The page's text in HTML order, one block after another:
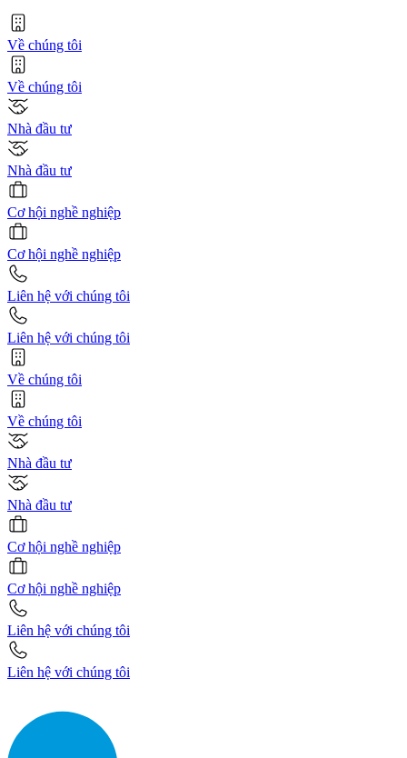
Về chúng tôi
Về chúng tôi
Nhà đầu tư
Nhà đầu tư
Cơ hội nghề nghiệp
Cơ hội nghề nghiệp
Liên hệ với chúng tôi
Liên hệ với chúng tôi
Về chúng tôi
Về chúng tôi
Nhà đầu tư
Nhà đầu tư
Cơ hội nghề nghiệp
Cơ hội nghề nghiệp
Liên hệ với chúng tôi
Liên hệ với chúng tôi